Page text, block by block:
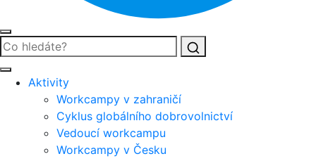
Vyhledat
Aktivity
Workcampy v zahraničí
Cyklus globálního dobrovolnictví
Vedoucí workcampu
Workcampy v Česku